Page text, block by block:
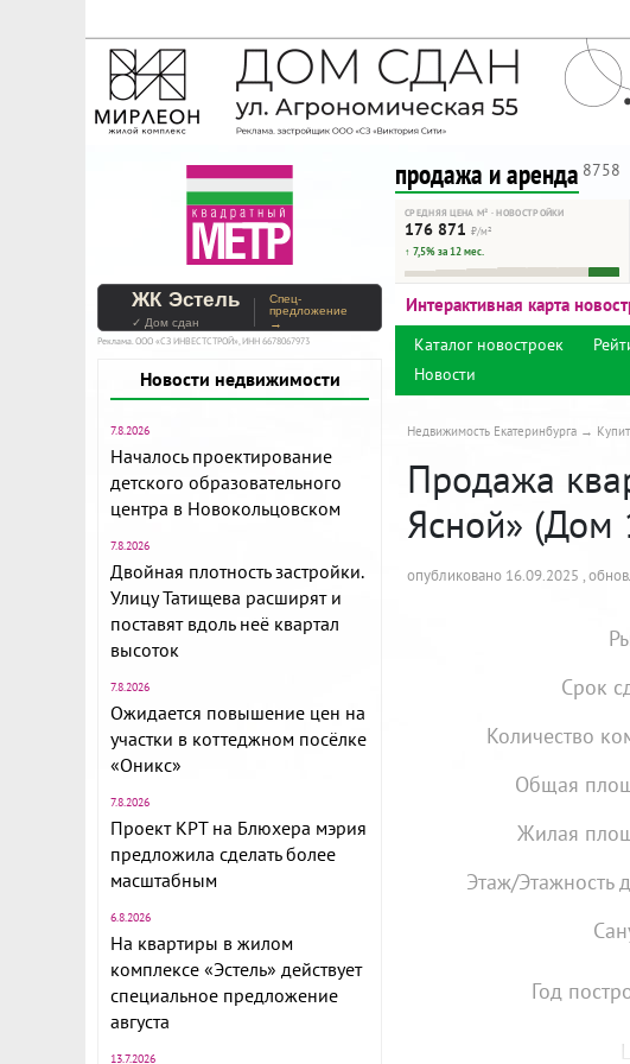
На Метре реклама - только
Помогайте независимому
продажа и аренда 8758
СРЕДНЯЯ ЦЕНА М² · НОВОСТРОЙКИ
176 871 ₽/м²
↑ 7,5% за 12 мес.
ЖК Эстель
✓ Дом сдан
Спец-
предложение
→
Реклама. ООО «СЗ ИНВЕСТСТРОЙ», ИНН 6678067973
Новости недвижимости
7.8.2026
Началось проектирование
детского образовательного
центра в Новокольцовском
7.8.2026
Двойная плотность застройки.
Улицу Татищева расширят и
поставят вдоль неё квартал
высоток
7.8.2026
Ожидается повышение цен на
участки в коттеджном посёлке
«Оникс»
7.8.2026
Проект КРТ на Блюхера мэрия
предложила сделать более
масштабным
6.8.2026
На квартиры в жилом
комплексе «Эстель» действует
специальное предложение
августа
13.7.2026
Интерактивная карта
Каталог новостроек
Новости
Недвижимость Екатеринбурга
Продажа
Ясной» (Дом
опубликовано 16.09.2025 ,
Срок
Количество
Общая
Жилая
Этаж/Этажность
Год